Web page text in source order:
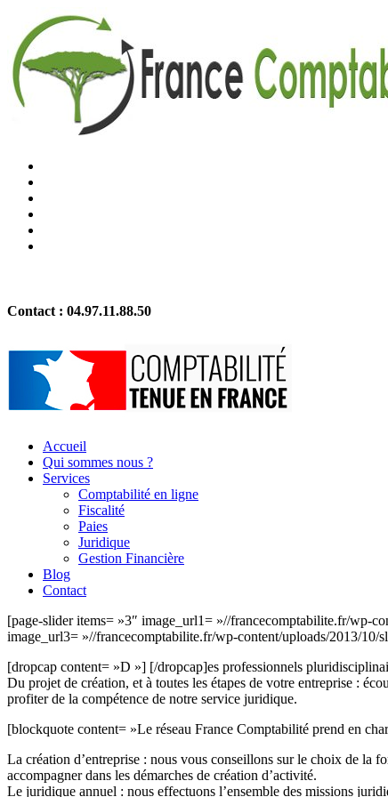
Contact : 04.97.11.88.50
Accueil
Qui sommes nous ?
Services
Comptabilité en ligne
Fiscalité
Paies
Juridique
Gestion Financière
Blog
Contact
[page-slider items= »3″ image_url1= »//francecomptabilite.fr/wp-
image_url3= »//francecomptabilite.fr/wp-content/uploads/2013/10/
[dropcap content= »D »] [/dropcap]es professionnels
Du projet de création, et à toutes les étapes de votre entreprise :
profiter de la compétence de notre service juridique.
[blockquote content= »Le réseau France Comptabilité prend en
La création d’entreprise : nous vous conseillons sur le choix de
accompagner dans les démarches de création d’activité.
Le juridique annuel : nous effectuons l’ensemble des missions